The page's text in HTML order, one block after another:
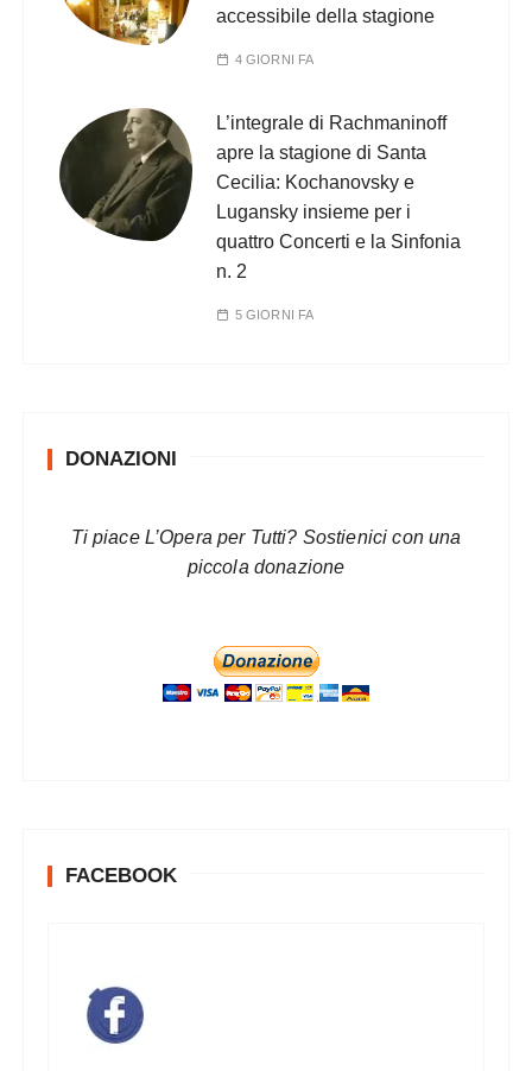
accessibile della stagione
4 GIORNI FA
L’integrale di Rachmaninoff
apre la stagione di Santa
Cecilia: Kochanovsky e
Lugansky insieme per i
quattro Concerti e la Sinfonia
n. 2
5 GIORNI FA
DONAZIONI
Ti piace L’Opera per Tutti? Sostienici con una
piccola donazione
FACEBOOK